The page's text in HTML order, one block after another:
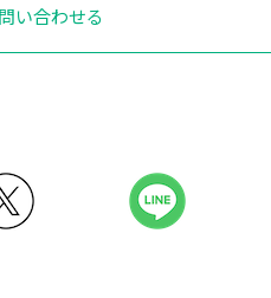
い合わせる